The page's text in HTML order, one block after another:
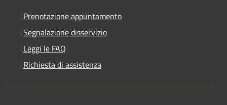
Prenotazione appuntamento
Segnalazione disservizio
Leggi le FAQ
Richiesta di assistenza